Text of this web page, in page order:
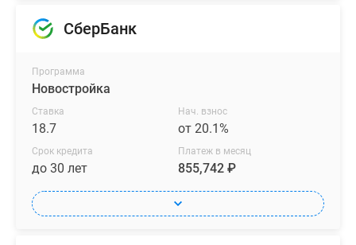
СберБанк
Программа
Новостройка
Ставка
18.7
Нач. взнос
от 20.1%
Срок кредита
до 30 лет
Платеж в месяц
855,742 ₽